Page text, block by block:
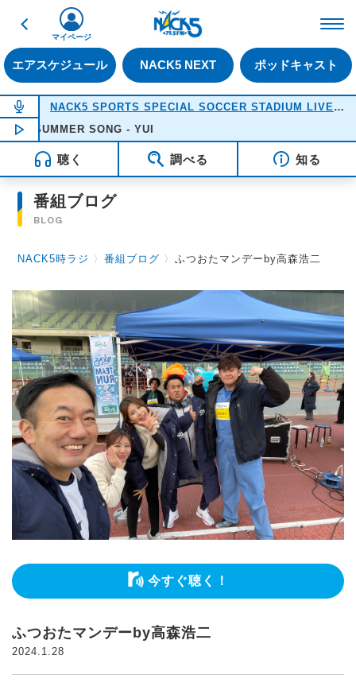
戻る
エアスケジュール NACK5 NEXT ポッドキャスト
マイページ
NOW ON AIR
NACK5 SPORTS SPECIAL SOCCER STADIUM LIVE 2026
NOW PLAYING18:05
SUMMER SONG - YUI
聴く 調べる 知る
番組ブログ
BLOG
NACK5時ラジ 〉番組ブログ 〉ふつおたマンデーby高森浩二
今すぐ聴く！
ふつおたマンデーby高森浩二
2024.1.28